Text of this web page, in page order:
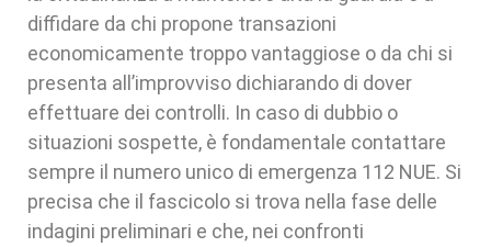
diffidare da chi propone transazioni
economicamente troppo vantaggiose o da chi si
presenta all’improvviso dichiarando di dover
effettuare dei controlli. In caso di dubbio o
situazioni sospette, è fondamentale contattare
sempre il numero unico di emergenza 112 NUE. Si
precisa che il fascicolo si trova nella fase delle
indagini preliminari e che, nei confronti